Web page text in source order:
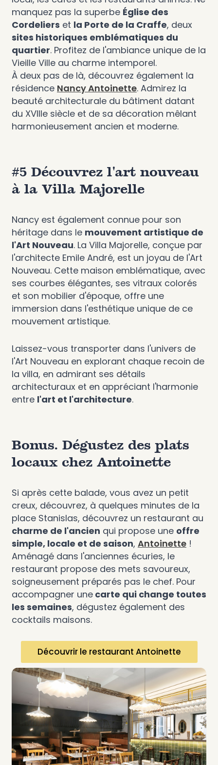
manquez pas la superbe Église des
Cordeliers et la Porte de la Craffe, deux
sites historiques emblématiques du
quartier. Profitez de l'ambiance unique de la
Vieille Ville au charme intemporel.
À deux pas de là, découvrez également la
résidence Nancy Antoinette. Admirez la
beauté architecturale du bâtiment datant
du XVIIIe siècle et de sa décoration mêlant
harmonieusement ancien et moderne.
#5 Découvrez l'art nouveau
à la Villa Majorelle
Nancy est également connue pour son
héritage dans le mouvement artistique de
l'Art Nouveau. La Villa Majorelle, conçue par
l'architecte Emile André, est un joyau de l'Art
Nouveau. Cette maison emblématique, avec
ses courbes élégantes, ses vitraux colorés
et son mobilier d'époque, offre une
immersion dans l'esthétique unique de ce
mouvement artistique.
Laissez-vous transporter dans l'univers de
l'Art Nouveau en explorant chaque recoin de
la villa, en admirant ses détails
architecturaux et en appréciant l'harmonie
entre l'art et l'architecture.
Bonus. Dégustez des plats
locaux chez Antoinette
Si après cette balade, vous avez un petit
creux, découvrez, à quelques minutes de la
place Stanislas, découvrez un restaurant au
charme de l'ancien qui propose une offre
simple, locale et de saison, Antoinette !
Aménagé dans l'anciennes écuries, le
restaurant propose des mets savoureux,
soigneusement préparés pas le chef. Pour
accompagner une carte qui change toutes
les semaines, dégustez également des
cocktails maisons.
Découvrir le restaurant Antoinette